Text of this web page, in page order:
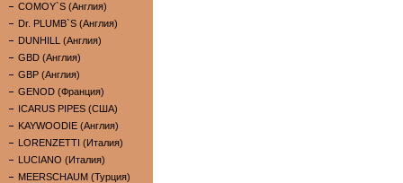
COMOY`S (Англия)
Dr. PLUMB`S (Англия)
DUNHILL (Англия)
GBD (Англия)
GBP (Англия)
GENOD (Франция)
ICARUS PIPES (США)
KAYWOODIE (Англия)
LORENZETTI (Италия)
LUCIANO (Италия)
MEERSCHAUM (Турция)